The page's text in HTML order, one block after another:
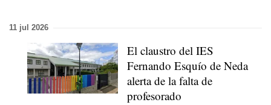
11 jul 2026
El claustro del IES
Fernando Esquío de Neda
alerta de la falta de
profesorado